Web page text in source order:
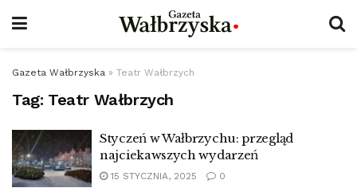
Gazeta Wałbrzyska » Teatr Wałbrzych
Tag: Teatr Wałbrzych
Styczeń w Wałbrzychu: przegląd
najciekawszych wydarzeń
15 STYCZNIA, 2025 0